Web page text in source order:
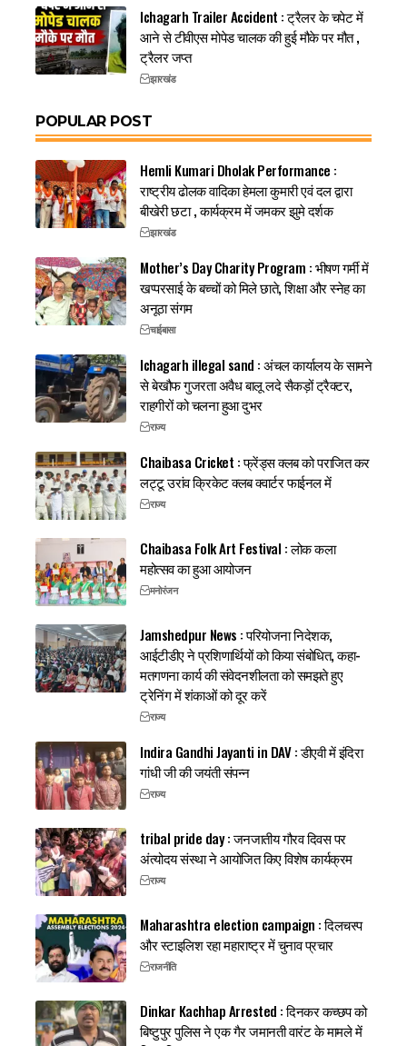
Ichagarh Trailer Accident : ट्रैलर के चपेट में
आने से टीवीएस मोपेड चालक की हुई मौके पर मौत ,
ट्रैलर जप्त
झारखंड
POPULAR POST
Hemli Kumari Dholak Performance :
राष्ट्रीय ढोलक वादिका हेमला कुमारी एवं दल द्वारा
बीखेरी छटा , कार्यक्रम में जमकर झुमे दर्शक
झारखंड
Mother’s Day Charity Program : भीषण गर्मी में
खप्परसाई के बच्चों को मिले छाते, शिक्षा और स्नेह का
अनूठा संगम
चाईबासा
Ichagarh illegal sand : अंचल कार्यालय के सामने
से बेखौफ गुजरता अवैध बालू लदे सैकड़ों ट्रैक्टर,
राहगीरों को चलना हुआ दुभर
राज्य
Chaibasa Cricket : फ्रेंड्स क्लब को पराजित कर
लट्टू उरांव क्रिकेट क्लब क्वार्टर फाईनल में
राज्य
Chaibasa Folk Art Festival : लोक कला
महोत्सव का हुआ आयोजन
मनोरंजन
Jamshedpur News : परियोजना निदेशक,
आईटीडीए ने प्रशिणार्थियों को किया संबोधित, कहा-
मतगणना कार्य की संवेदनशीलता को समझते हुए
ट्रेनिंग में शंकाओं को दूर करें
राज्य
Indira Gandhi Jayanti in DAV : डीएवी में इंदिरा
गांधी जी की जयंती संपन्न
राज्य
tribal pride day : जनजातीय गौरव दिवस पर
अंत्योदय संस्था ने आयोजित किए विशेष कार्यक्रम
राज्य
Maharashtra election campaign : दिलचस्प
और स्टाइलिश रहा महाराष्ट्र में चुनाव प्रचार
राजनीति
Dinkar Kachhap Arrested : दिनकर कच्छप को
बिष्टुपुर पुलिस ने एक गैर जमानती वारंट के मामले में